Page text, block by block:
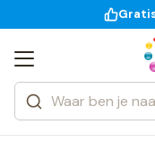
Zoeken
Categorieën
Merken